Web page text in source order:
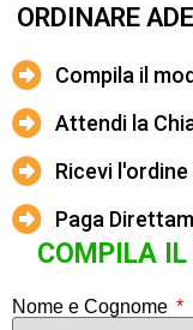
ORDINARE
Compila il
Attendi la
Ricevi
Paga
COMPILA IL
Nome e Cognome